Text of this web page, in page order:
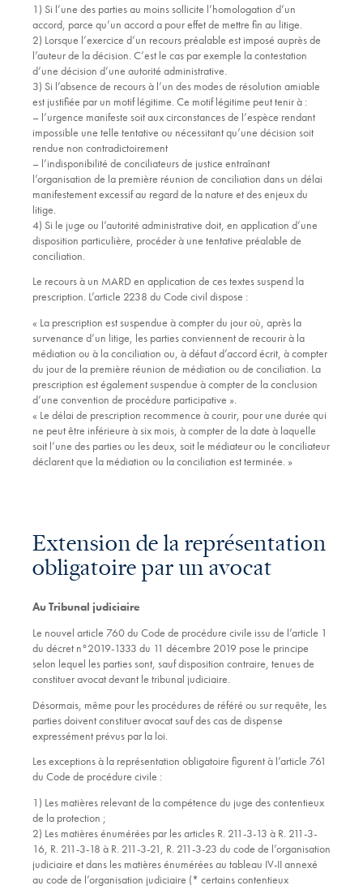
1) Si l’une des parties au moins sollicite l’homologation d’un
accord, parce qu’un accord a pour effet de mettre fin au litige.
2) Lorsque l’exercice d’un recours préalable est imposé auprès de
l’auteur de la décision. C’est le cas par exemple la contestation
d’une décision d’une autorité administrative.
3) Si l’absence de recours à l’un des modes de résolution amiable
est justifiée par un motif légitime. Ce motif légitime peut tenir à :
– l’urgence manifeste soit aux circonstances de l’espèce rendant
impossible une telle tentative ou nécessitant qu’une décision soit
rendue non contradictoirement
– l’indisponibilité de conciliateurs de justice entraînant
l’organisation de la première réunion de conciliation dans un délai
manifestement excessif au regard de la nature et des enjeux du
litige.
4) Si le juge ou l’autorité administrative doit, en application d’une
disposition particulière, procéder à une tentative préalable de
conciliation.
Le recours à un MARD en application de ces textes suspend la
prescription. L’article 2238 du Code civil dispose :
« La prescription est suspendue à compter du jour où, après la
survenance d’un litige, les parties conviennent de recourir à la
médiation ou à la conciliation ou, à défaut d’accord écrit, à compter
du jour de la première réunion de médiation ou de conciliation. La
prescription est également suspendue à compter de la conclusion
d’une convention de procédure participative ».
« Le délai de prescription recommence à courir, pour une durée qui
ne peut être inférieure à six mois, à compter de la date à laquelle
soit l’une des parties ou les deux, soit le médiateur ou le conciliateur
déclarent que la médiation ou la conciliation est terminée. »
Extension de la représentation
obligatoire par un avocat
Au Tribunal judiciaire
Le nouvel article 760 du Code de procédure civile issu de l’article 1
du décret n°2019-1333 du 11 décembre 2019 pose le principe
selon lequel les parties sont, sauf disposition contraire, tenues de
constituer avocat devant le tribunal judiciaire.
Désormais, même pour les procédures de référé ou sur requête, les
parties doivent constituer avocat sauf des cas de dispense
expressément prévus par la loi.
Les exceptions à la représentation obligatoire figurent à l’article 761
du Code de procédure civile :
1) Les matières relevant de la compétence du juge des contentieux
de la protection ;
2) Les matières énumérées par les articles R. 211-3-13 à R. 211-3-
16, R. 211-3-18 à R. 211-3-21, R. 211-3-23 du code de l’organisation
judiciaire et dans les matières énumérées au tableau IV-II annexé
au code de l’organisation judiciaire (* certains contentieux